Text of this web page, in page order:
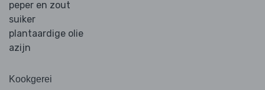
peper en zout
suiker
plantaardige olie
azijn
Kookgerei